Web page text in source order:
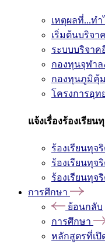
เหตุผลที่...ท
เริ่มต้นบริจาค
ระบบบริจาค
กองทุนจุฬา
กองทุนภูมิคุ้
โครงการอุท
แจ้งเรื่องร้องเรียน
ร้องเรียนทุจ
ร้องเรียนทุจ
ร้องเรียนทุจ
การศึกษา
ย้อนกลับ
การศึกษา
หลักสูตรที่เปิ